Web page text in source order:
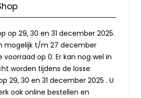
op 29, 30 en 31 december 2025.
mogelijk t/m 27 december
op 0. Er kan nog wel in
worden tijdens de losse
29, 30 en 31 december 2025 . U
ook online bestellen en